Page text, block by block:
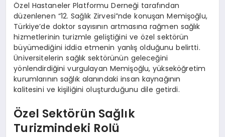
YAŞAM
DIĞER
Özel Hastaneler Platformu Derneği tarafından
düzenlenen “12. Sağlık Zirvesi”nde konuşan Memişoğlu,
Türkiye’de doktor sayısının artmasına rağmen sağlık
hizmetlerinin turizmle geliştiğini ve özel sektörün
büyümediğini iddia etmenin yanlış olduğunu belirtti.
Üniversitelerin sağlık sektörünün geleceğini
yönlendirdiğini vurgulayan Memişoğlu, yükseköğretim
kurumlarının sağlık alanındaki insan kaynağının
kalitesini ve kişiliğini oluşturduğunu dile getirdi.
Özel Sektörün Sağlık
Turizmindeki Rolü